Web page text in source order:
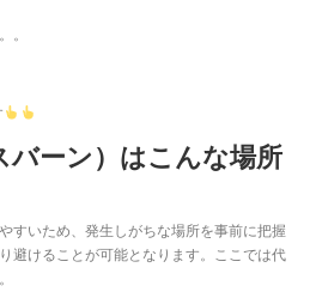
。
バーン）はこんな場所
すいため、発生しがちな場所を事前に把握
避けることが可能となります。ここでは代